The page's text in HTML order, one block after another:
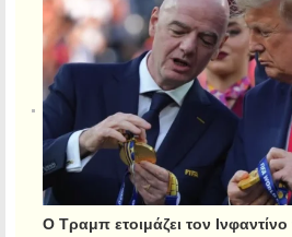
Ο Τραμπ ετοιμάζει τον